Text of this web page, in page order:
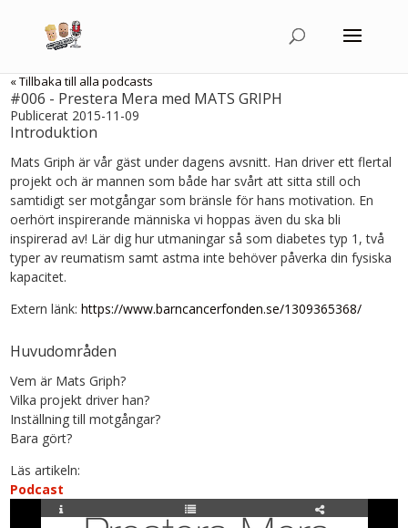
« Tillbaka till alla podcasts
#006 - Prestera Mera med MATS GRIPH
Publicerat 2015-11-09
Introduktion
Mats Griph är vår gäst under dagens avsnitt. Han driver ett flertal
projekt och är mannen som både har svårt att sitta still och
samtidigt ser motgångar som bränsle för hans motivation. En
oerhört inspirerande människa vi hoppas även du ska bli
inspirerad av! Lär dig hur utmaningar så som diabetes typ 1, två
typer av reumatism samt astma inte behöver påverka din fysiska
kapacitet.
Extern länk:https://www.barncancerfonden.se/1309365368/
Huvudområden
Vem är Mats Griph?
Vilka projekt driver han?
Inställning till motgångar?
Bara gört?
Läs artikeln:
Podcast